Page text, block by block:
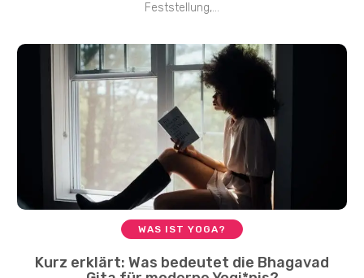
Feststellung,...
WAS IST YOGA?
Kurz erklärt: Was bedeutet die Bhagavad